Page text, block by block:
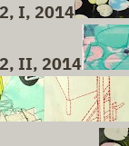
I, 2014
II, 2014